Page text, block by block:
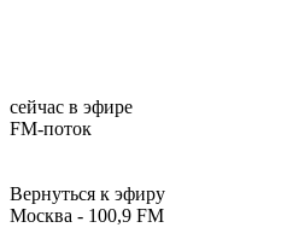
сейчас в эфире
FM-поток
Вернуться к эфиру
Москва - 100,9 FM